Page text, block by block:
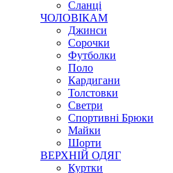
Сланці
ЧОЛОВІКАМ
Джинси
Сорочки
Футболки
Поло
Кардигани
Толстовки
Светри
Спортивні Брюки
Майки
Шорти
ВЕРХНІЙ ОДЯГ
Куртки